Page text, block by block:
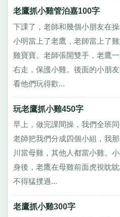
老鷹抓小雞管泊嘉100字
下課了，老師和幾個小朋友在
小明當上了老鷹，老師當上了
雞寶寶。老師張開雙手，老鷹
右走，保護小雞。後面的小朋
看他們玩得歡...
玩老鷹抓小雞450字
早上，做完課間操，我們全班
老師把我們分成四個小組，我
川當母雞，其他人都當小雞。
身後，老鷹在母雞前面虎視眈
不得猛撲過...
老鷹抓小雞300字